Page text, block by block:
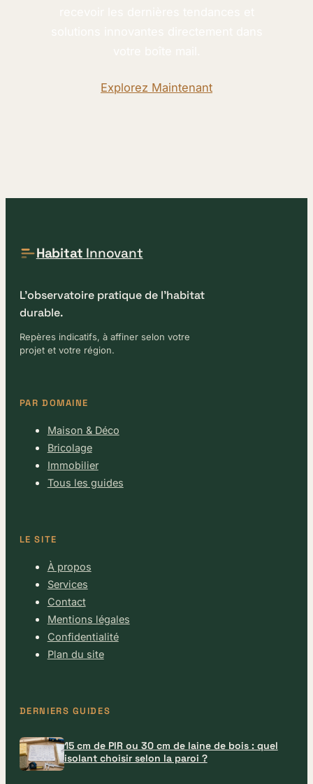
Explorez Maintenant
Habitat Innovant
L'observatoire pratique de l'habitat
durable.
Repères indicatifs, à affiner selon votre
projet et votre région.
PAR DOMAINE
Maison & Déco
Bricolage
Immobilier
Tous les guides
LE SITE
À propos
Services
Contact
Mentions légales
Confidentialité
Plan du site
DERNIERS GUIDES
15 cm de PIR ou 30 cm de laine de bois : quel
isolant choisir selon la paroi ?